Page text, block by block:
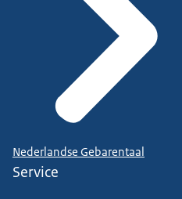
Nederlandse Gebarentaal
Service